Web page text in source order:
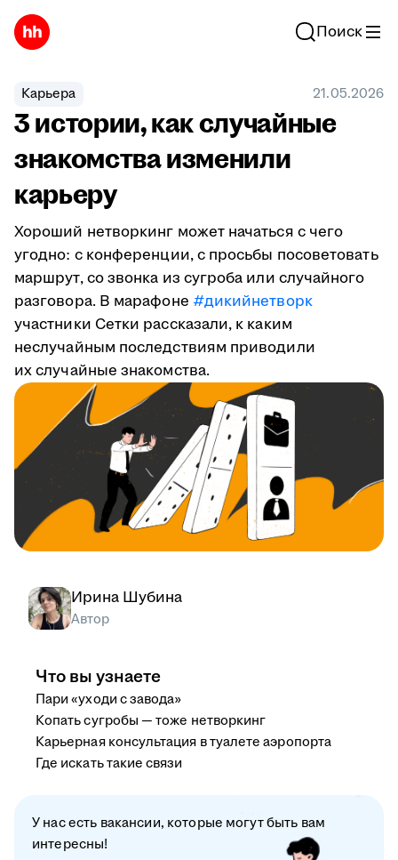
Поиск
Карьера 21.05.2026
3 истории, как случайные
знакомства изменили
карьеру
Хороший нетворкинг может начаться с чего
угодно: с конференции, с просьбы посоветовать
маршрут, со звонка из сугроба или случайного
разговора. В марафоне #дикийнетворк
участники Сетки рассказали, к каким
неслучайным последствиям приводили
их случайные знакомства.
Ирина Шубина
Автор
Что вы узнаете
Пари «уходи с завода»
Копать сугробы — тоже нетворкинг
Карьерная консультация в туалете аэропорта
Где искать такие связи
У нас есть вакансии, которые могут быть вам
интересны!